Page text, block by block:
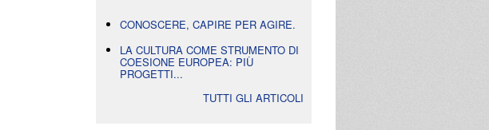
CONOSCERE, CAPIRE PER AGIRE.
LA CULTURA COME STRUMENTO DI
COESIONE EUROPEA: PIÙ
PROGETTI...
TUTTI GLI ARTICOLI